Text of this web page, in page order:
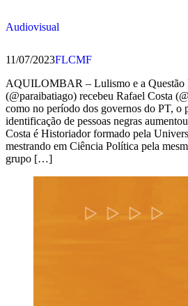
Audiovisual
11/07/2023FLCMF
AQUILOMBAR – Lulismo e a Questão
(@paraibatiago) recebeu Rafael Costa
como no período dos governos do PT, o
identificação de pessoas negras
Costa é Historiador formado pela
mestrando em Ciência Política pela
grupo […]